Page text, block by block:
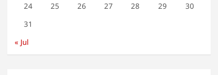
24
25 26 27 28 29
30
31
« Jul